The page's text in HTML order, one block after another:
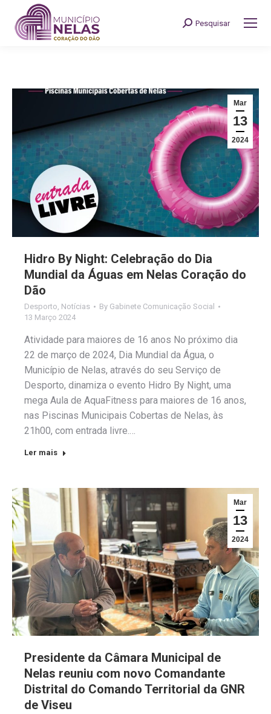
Search:
Pesquisar
Mar
13
2024
Hidro By Night: Celebração do Dia
Mundial da Águas em Nelas Coração do
Dão
Desporto Notícias By Gabinete Comunicação Social
13 Março 2024
Atividade para maiores de 16 anos No próximo dia
22 de março de 2024, Dia Mundial da Água, o
Município de Nelas, através do seu Serviço de
Desporto, dinamiza o evento Hidro By Night, uma
mega Aula de AquaFitness para maiores de 16 anos,
nas Piscinas Municipais Cobertas de Nelas, às
21h00, com entrada livre.…
Ler mais
Mar
13
2024
Presidente da Câmara Municipal de
Nelas reuniu com novo Comandante
Distrital do Comando Territorial da GNR
de Viseu